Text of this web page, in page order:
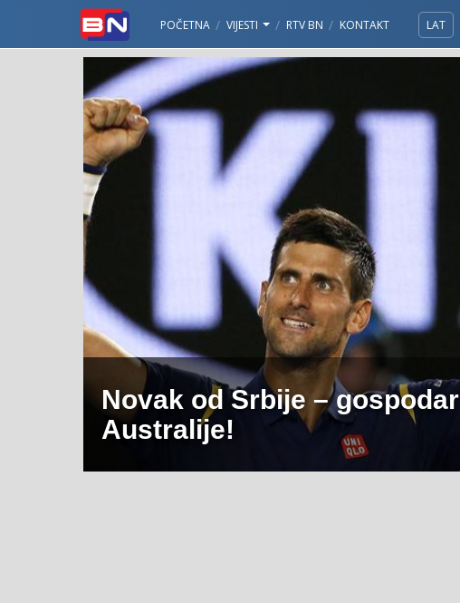
POČETNA VIJESTI RTV BN KONTAKT LAT
Novak od Srbije – gospodar
Australije!